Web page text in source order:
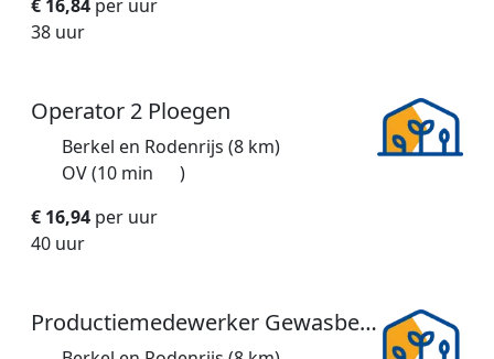
€ 16,84 per uur
38 uur
Operator 2 Ploegen
Berkel en Rodenrijs (8 km)
OV (10 min
)
€ 16,94 per uur
40 uur
Productiemedewerker Gewasbescherming